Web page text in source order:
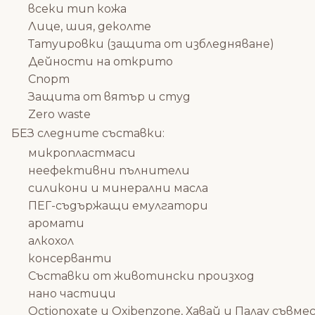
всеки тип кожа
Лице, шия, деколте
Татуировки (защита от избледняване)
Дейности на открито
Спорт
Защита от вятър и студ
Zero waste
БЕЗ следните съставки:
микропластмаси
неефективни пълнители
силикони и минерални масла
ПЕГ-съдържащи емулгатори
аромати
алкохол
консерванти
Съставки от животински произход
нано частици
Octionoxate и Oxibenzone, Хавай и Палау